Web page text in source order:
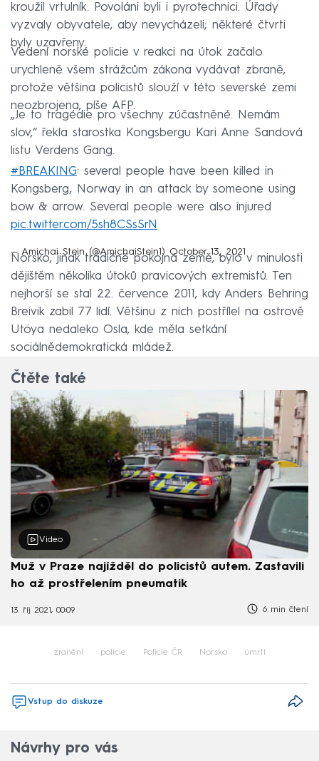
kroužil vrtulník. Povoláni byli i pyrotechnici. Úřady
vyzvaly obyvatele, aby nevycházeli; některé čtvrti
byly uzavřeny.
Vedení norské policie v reakci na útok začalo
urychleně všem strážcům zákona vydávat zbraně,
protože většina policistů slouží v této severské zemi
neozbrojena, píše AFP.
„Je to tragédie pro všechny zúčastněné. Nemám
slov,“ řekla starostka Kongsbergu Kari Anne Sandová
listu Verdens Gang.
#BREAKING: several people have been killed in
Kongsberg, Norway in an attack by someone using
bow & arrow. Several people were also injured
pic.twitter.com/5sh8CSsSrN
— Amichai Stein (@AmichaiStein1) October 13, 2021
Norsko, jinak tradičně pokojná země, bylo v minulosti
dějištěm několika útoků pravicových extremistů. Ten
nejhorší se stal 22. července 2011, kdy Anders Behring
Breivik zabil 77 lidí. Většinu z nich postřílel na ostrově
Utöya nedaleko Osla, kde měla setkání
sociálnědemokratická mládež.
Čtěte také
Video
Muž v Praze najížděl do policistů autem. Zastavili
ho až prostřelením pneumatik
13. říj 2021, 00:09 6 min čtení
zranění policie Policie ČR Norsko úmrtí
Vstup do diskuze
Návrhy pro vás